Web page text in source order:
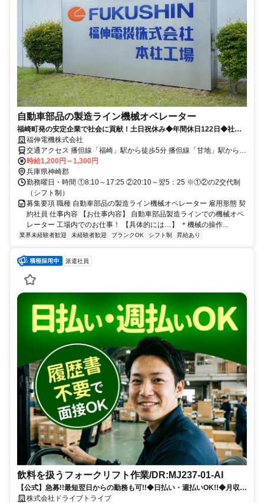
自動車部品の製造ライン機械オペレーター
福崎町発の安定企業で社会に貢献！土日祝休み◆年間休日122日◆社員
登用あり
福伸電機株式会社
交通アクセス 播但線「福崎」駅から徒歩5分 播但線「甘地」駅から車
16分 播但線「溝口」駅から車17分
時給1,200円～1,300円
兵庫県神崎郡
勤務曜日・時間 ①8:10～17:25 ②20:10～翌5：25 ※①②の2交代制
（シフト制）
募集要項 職種 自動車部品の製造ライン機械オペレーター 雇用形態 契
約社員 仕事内容 【お仕事内容】 自動車部品製造ラインでの機械オペ
レーター 工場内でのお仕事！ 【具体的には…】 ＊機械の操作...
業界未経験者歓迎 未経験者歓迎 ブランクOK シフト制 昇給あり
派遣社員
飲料を扱うフォークリフト作業/DR:MJ237-01-AI
【公式】急募!!最短翌日からの勤務も可!!◆日払い・週払いOK!!◆月収
30万円以上◆履歴書不要◆寮完備◆正社員登用制度あり
株式会社ドライブトライブ